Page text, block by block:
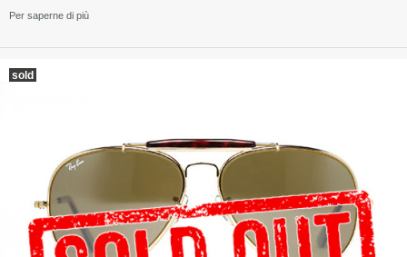
Per saperne di più
sold